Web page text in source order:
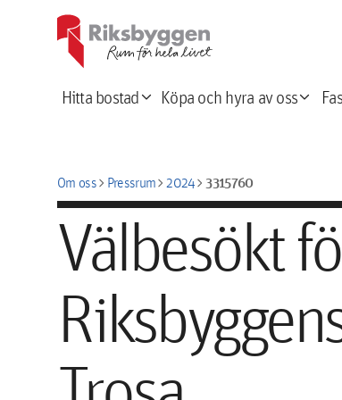
Hitta bostadexpand_more Köpa och hyra av ossexpand_more
Om osschevron_rightPressrumchevron_right2024chevron_right3315760
Välbesökt